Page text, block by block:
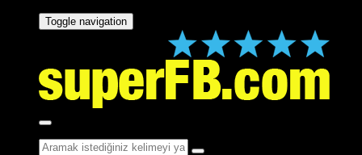
Toggle navigation